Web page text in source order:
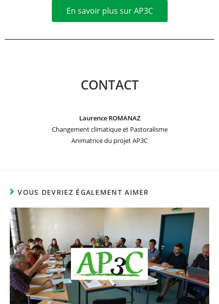
En savoir plus sur AP3C
CONTACT
Laurence ROMANAZ
Changement climatique et Pastoralisme
Animatrice du projet AP3C
VOUS DEVRIEZ ÉGALEMENT AIMER